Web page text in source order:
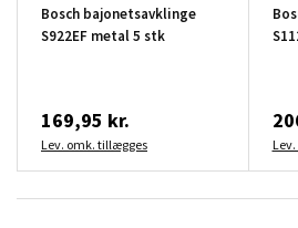
Bosch bajonetsavklinge
S922EF metal 5 stk
169,95 kr.
Lev. omk. tillægges